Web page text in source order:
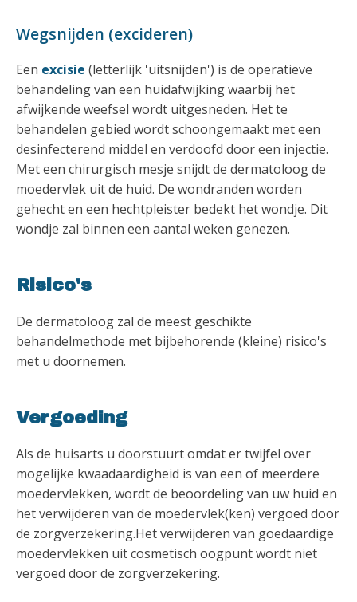
Wegsnijden (excideren)
Een excisie (letterlijk 'uitsnijden') is de operatieve
behandeling van een huidafwijking waarbij het
afwijkende weefsel wordt uitgesneden. Het te
behandelen gebied wordt schoongemaakt met een
desinfecterend middel en verdoofd door een injectie.
Met een chirurgisch mesje snijdt de dermatoloog de
moedervlek uit de huid. De wondranden worden
gehecht en een hechtpleister bedekt het wondje. Dit
wondje zal binnen een aantal weken genezen.
Risico's
De dermatoloog zal de meest geschikte
behandelmethode met bijbehorende (kleine) risico's
met u doornemen.
Vergoeding
Als de huisarts u doorstuurt omdat er twijfel over
mogelijke kwaadaardigheid is van een of meerdere
moedervlekken, wordt de beoordeling van uw huid en
het verwijderen van de moedervlek(ken) vergoed door
de zorgverzekering.Het verwijderen van goedaardige
moedervlekken uit cosmetisch oogpunt wordt niet
vergoed door de zorgverzekering.